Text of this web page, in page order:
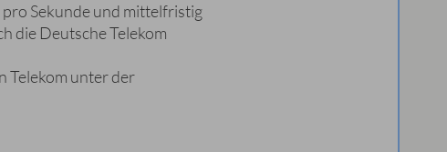
Sekunde und mittelfristig
die Deutsche Telekom
Telekom unter der